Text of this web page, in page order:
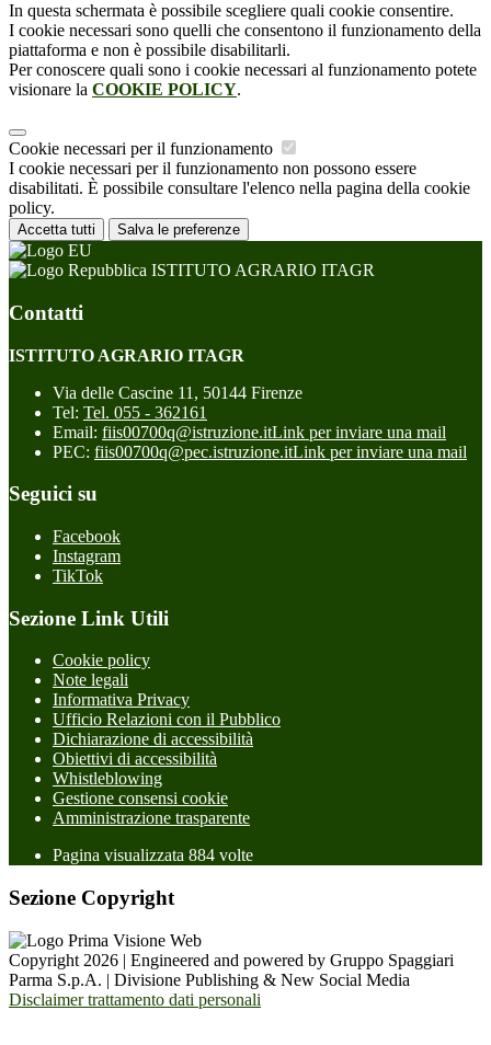
In questa schermata è possibile scegliere quali cookie consentire.
I cookie necessari sono quelli che consentono il funzionamento della
piattaforma e non è possibile disabilitarli.
Per conoscere quali sono i cookie necessari al funzionamento potete
visionare la COOKIE POLICY.
Cookie necessari per il funzionamento
I cookie necessari per il funzionamento non possono essere
disabilitati. È possibile consultare l'elenco nella pagina della cookie
policy.
Accetta tutti Salva le preferenze
ISTITUTO AGRARIO ITAGR
Contatti
ISTITUTO AGRARIO ITAGR
Via delle Cascine 11, 50144 Firenze
Tel: Tel. 055 - 362161
Email: fiis00700q@istruzione.itLink per inviare una mail
PEC: fiis00700q@pec.istruzione.itLink per inviare una mail
Seguici su
Facebook
Instagram
TikTok
Sezione Link Utili
Cookie policy
Note legali
Informativa Privacy
Ufficio Relazioni con il Pubblico
Dichiarazione di accessibilità
Obiettivi di accessibilità
Whistleblowing
Gestione consensi cookie
Amministrazione trasparente
Pagina visualizzata 884 volte
Sezione Copyright
Copyright 2026 | Engineered and powered by Gruppo Spaggiari
Parma S.p.A. | Divisione Publishing & New Social Media
Disclaimer trattamento dati personali